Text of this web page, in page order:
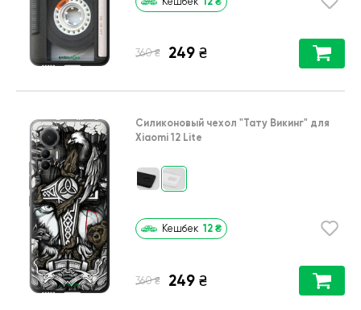
360 ₴ 249 ₴
Силиконовый чехол "Тату Викинг" для
Xiaomi 12 Lite
Кешбек 12 ₴
360 ₴ 249 ₴